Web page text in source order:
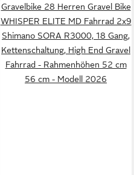
Gravelbike 28 Herren Gravel Bike
WHISPER ELITE MD Fahrrad 2x9
Shimano SORA R3000, 18 Gang,
Kettenschaltung, High End Gravel
Fahrrad - Rahmenhöhen 52 cm
56 cm - Modell 2026